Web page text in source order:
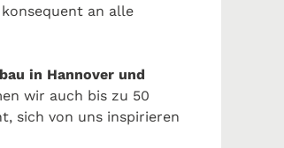
an alle
in Hannover und
wir auch bis zu 50
sich von uns inspirieren